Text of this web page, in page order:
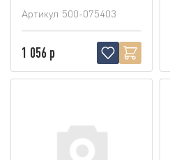
Артикул 500-075403
1 056 р